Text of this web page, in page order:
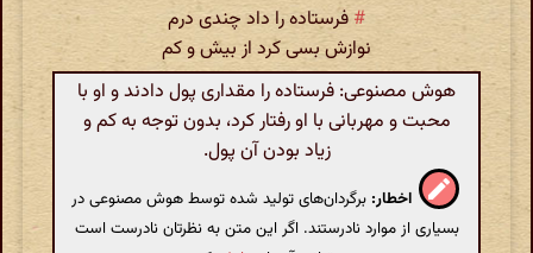
# فرستاده را داد چندی درم
نوازش بسی کرد از بیش و کم
هوش مصنوعی: فرستاده را مقداری پول دادند و او با
محبت و مهربانی با او رفتار کرد، بدون توجه به کم و
زیاد بودن آن پول.
اخطار: برگردان‌های تولید شده توسط هوش مصنوعی در
بسیاری از موارد نادرستند. اگر این متن به نظرتان نادرست است